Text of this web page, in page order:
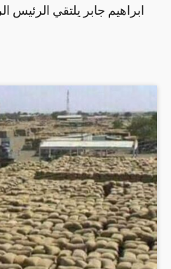
ابراهيم جابر يلتقي الرئيس